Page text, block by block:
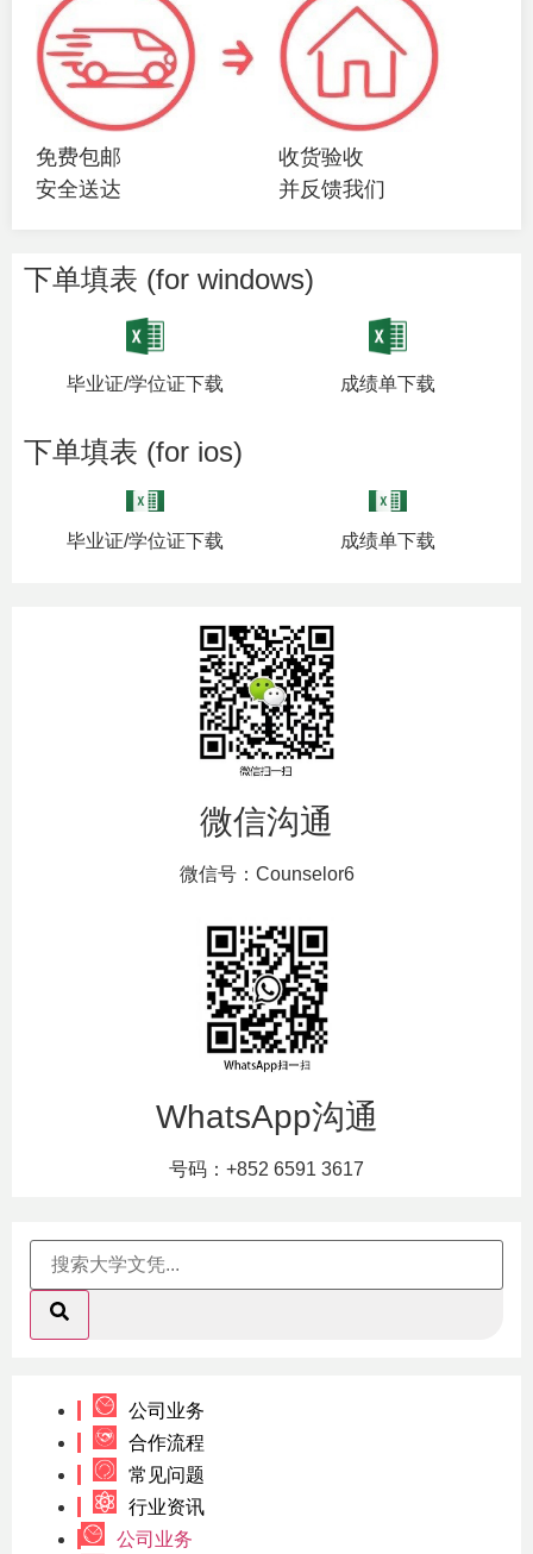
免费包邮
安全送达
收货验收
并反馈我们
下单填表 (for windows)
毕业证/学位证下载 成绩单下载
下单填表 (for ios)
毕业证/学位证下载 成绩单下载
微信沟通
微信号：Counselor6
WhatsApp沟通
号码：+852 6591 3617
公司业务
合作流程
常见问题
行业资讯
公司业务